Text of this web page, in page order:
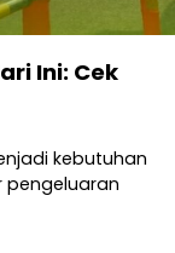
Ini: Cek
kebutuhan